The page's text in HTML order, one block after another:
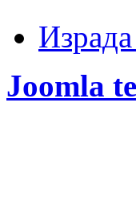
Joomla